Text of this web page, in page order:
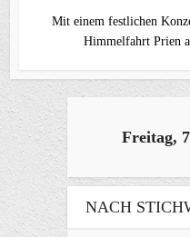
Mit einem festlichen
Himmelfahrt Prien
Freitag,
NACH